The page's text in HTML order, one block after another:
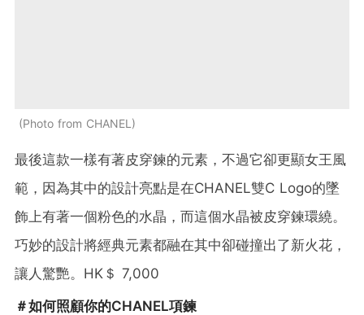
Photo from CHANEL
最後這款一樣有著皮穿鍊的元素，不過它卻更顯女王風
範，因為其中的設計亮點是在CHANEL雙C Logo的墜
飾上有著一個粉色的水晶，而這個水晶被皮穿鍊環繞。
巧妙的設計將經典元素都融在其中卻碰撞出了新火花，
讓人驚艷。HK＄ 7,000
＃如何照顧你的CHANEL項鍊